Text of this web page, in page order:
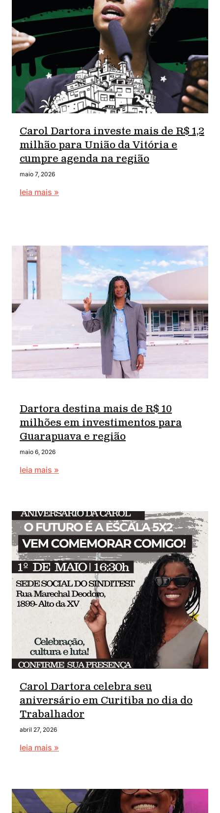
Carol Dartora investe mais de R$ 1,2
milhão para União da Vitória e
cumpre agenda na região
maio 7, 2026
leia mais »
Dartora destina mais de R$ 10
milhões em investimentos para
Guarapuava e região
maio 6, 2026
leia mais »
Carol Dartora celebra seu
aniversário em Curitiba no dia do
Trabalhador
abril 27, 2026
leia mais »